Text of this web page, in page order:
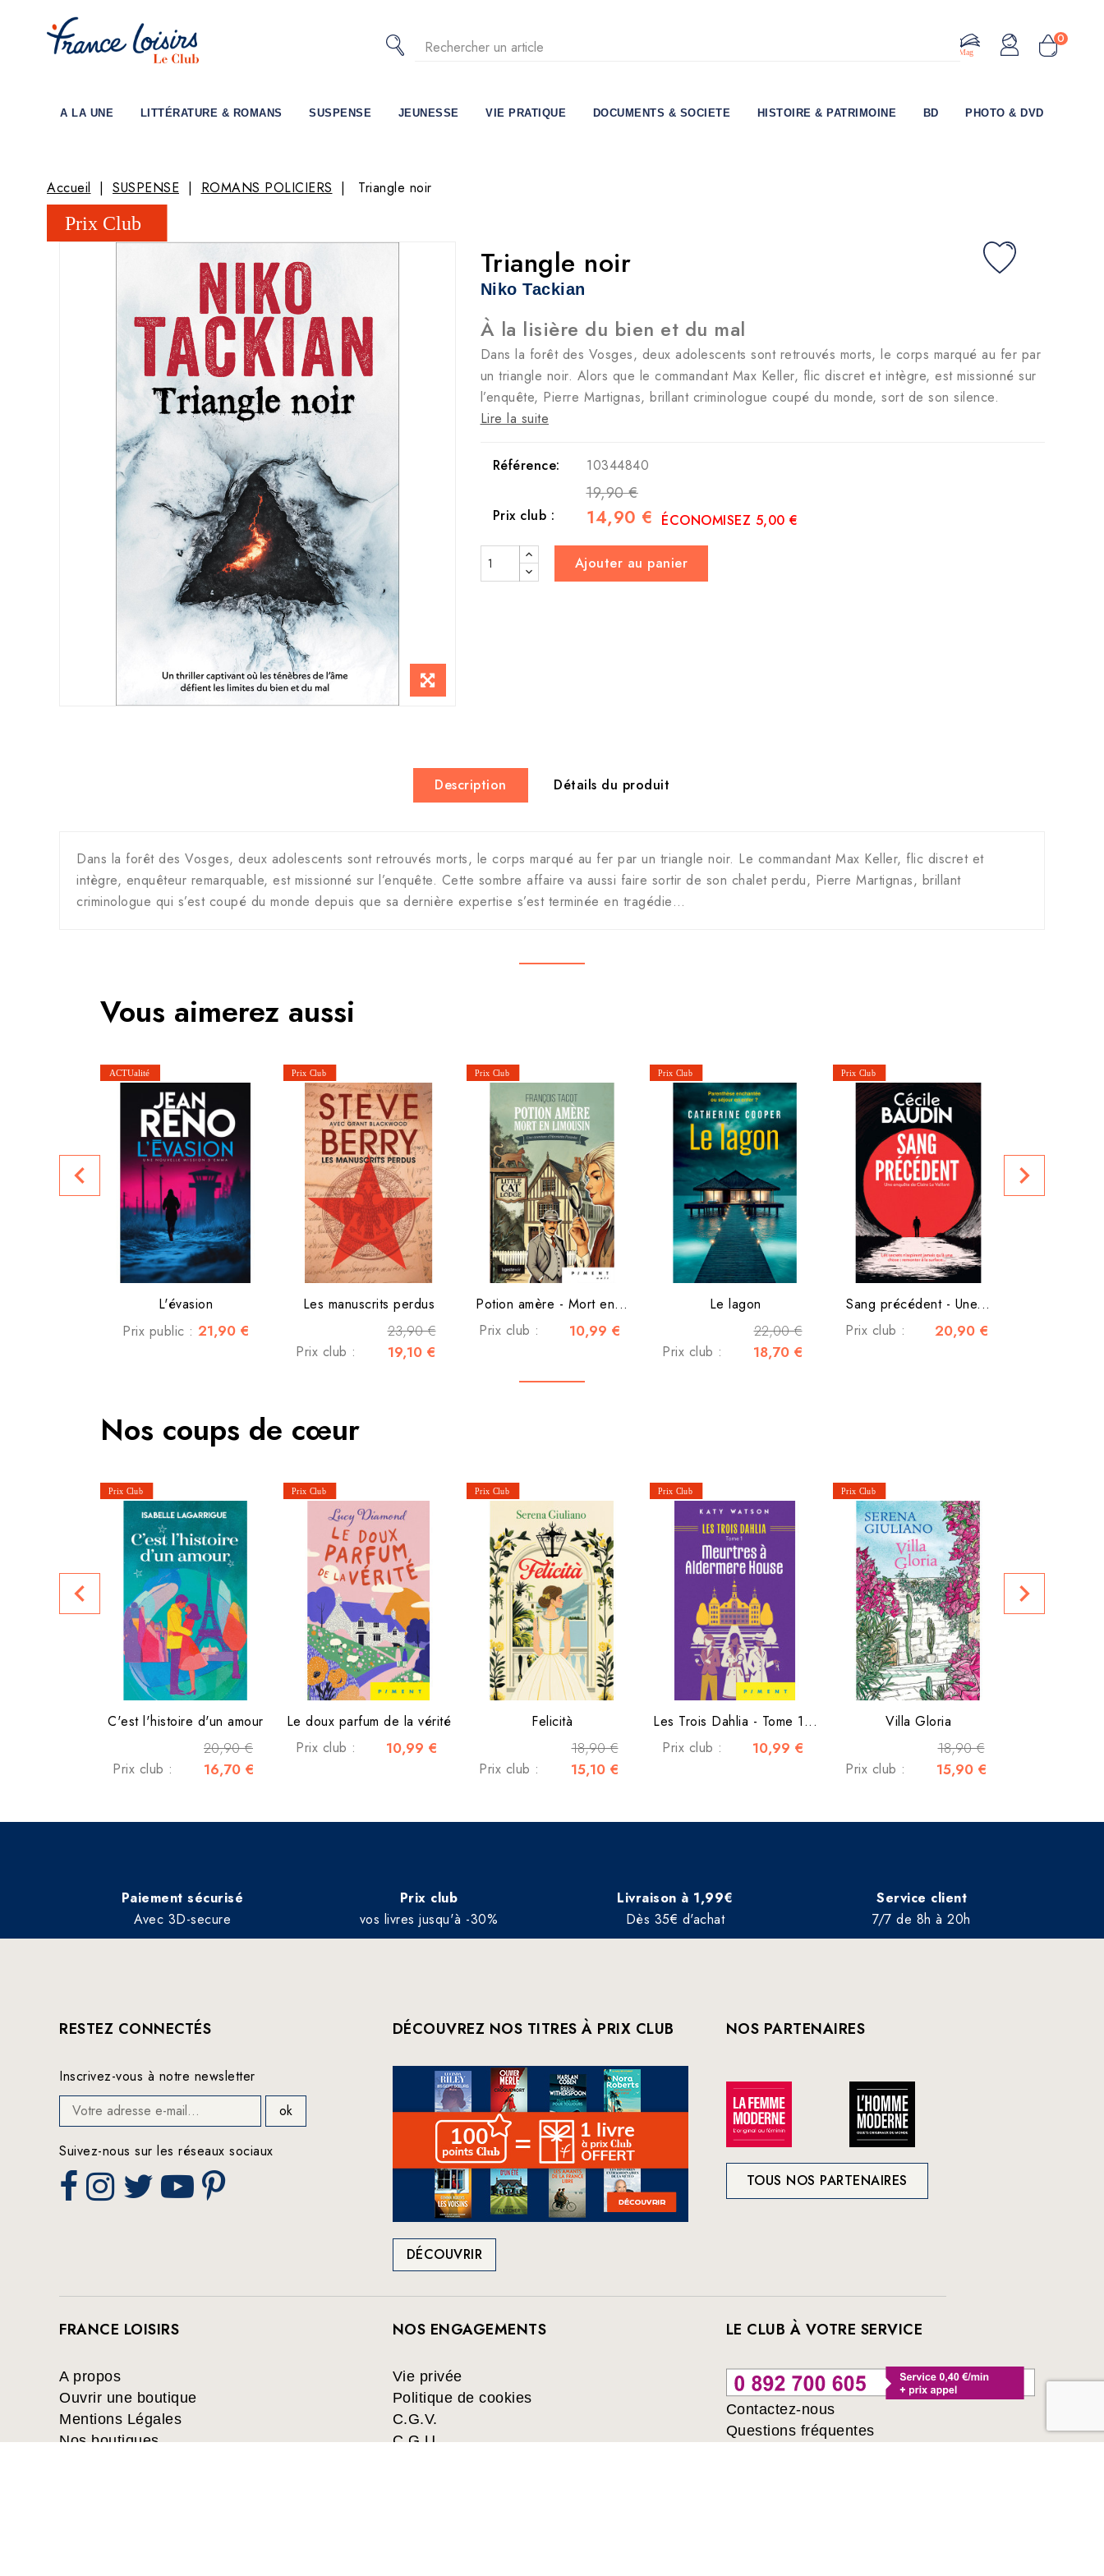
0
Le Mag
A LA UNE LITTÉRATURE & ROMANS SUSPENSE JEUNESSE VIE PRATIQUE DOCUMENTS & SOCIETE HISTOIRE & PATRIMOINE BD PHOTO & DVD
Accueil SUSPENSE ROMANS POLICIERS Triangle noir
Triangle noir
Niko Tackian
À la lisière du bien et du mal
Dans la forêt des Vosges, deux adolescents sont retrouvés morts, le corps marqué au fer par
un triangle noir. Alors que le commandant Max Keller, flic discret et intègre, est missionné sur
l’enquête, Pierre Martignas, brillant criminologue coupé du monde, sort de son silence.
Lire la suite
Référence: 10344840
19,90 €
Prix club : 14,90 € ÉCONOMISEZ 5,00 €
Ajouter au panier
Description Détails du produit
Dans la forêt des Vosges, deux adolescents sont retrouvés morts, le corps marqué au fer par un triangle noir. Le commandant Max Keller, flic discret et
intègre, enquêteur remarquable, est missionné sur l’enquête. Cette sombre affaire va aussi faire sortir de son chalet perdu, Pierre Martignas, brillant
criminologue qui s’est coupé du monde depuis que sa dernière expertise s’est terminée en tragédie…
Vous aimerez aussi
L'évasion
Prix public : 21,90 €
Les manuscrits perdus
23,90 €
Prix club : 19,10 €
Potion amère - Mort en...
Prix club :
10,99 €
Le lagon
22,00 €
Prix club : 18,70 €
Sang précédent - Une...
Prix club :
20,90 €
Prix club :
navigate_before navigate_next
Nos coups de cœur
C'est l'histoire d'un amour
20,90 €
Prix club : 16,70 €
Le doux parfum de la vérité
Prix club :
10,99 €
Felicità
18,90 €
Prix club : 15,10 €
Les Trois Dahlia - Tome 1...
Prix club :
10,99 €
Villa Gloria
18,90 €
Prix club : 15,90 €
Prix club :
navigate_before navigate_next
Paiement sécurisé
Avec 3D-secure
Prix club
vos livres jusqu'à -30%
Livraison à 1,99€
Dès 35€ d'achat
Service client
7/7 de 8h à 20h
RESTEZ CONNECTÉS
Inscrivez-vous à notre newsletter
Suivez-nous sur les réseaux sociaux
DÉCOUVREZ NOS TITRES À PRIX CLUB
DÉCOUVRIR
NOS PARTENAIRES
TOUS NOS PARTENAIRES
FRANCE LOISIRS
A propos
Ouvrir une boutique
Mentions Légales
Nos boutiques
NOS ENGAGEMENTS
Vie privée
Politique de cookies
C.G.V.
C.G.U.
LE CLUB À VOTRE SERVICE
Contactez-nous
Questions fréquentes